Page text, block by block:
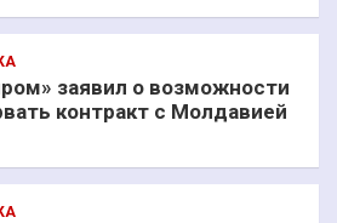
заявил о возможности
контракт с Молдавией